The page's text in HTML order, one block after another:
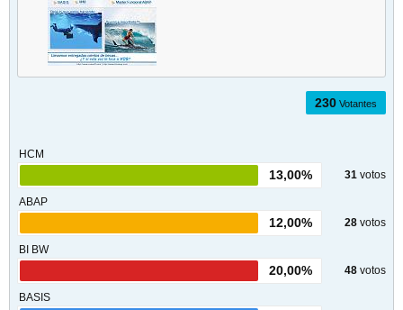
230 Votantes
HCM
13,00% 31 votos
ABAP
12,00% 28 votos
BI BW
20,00% 48 votos
BASIS